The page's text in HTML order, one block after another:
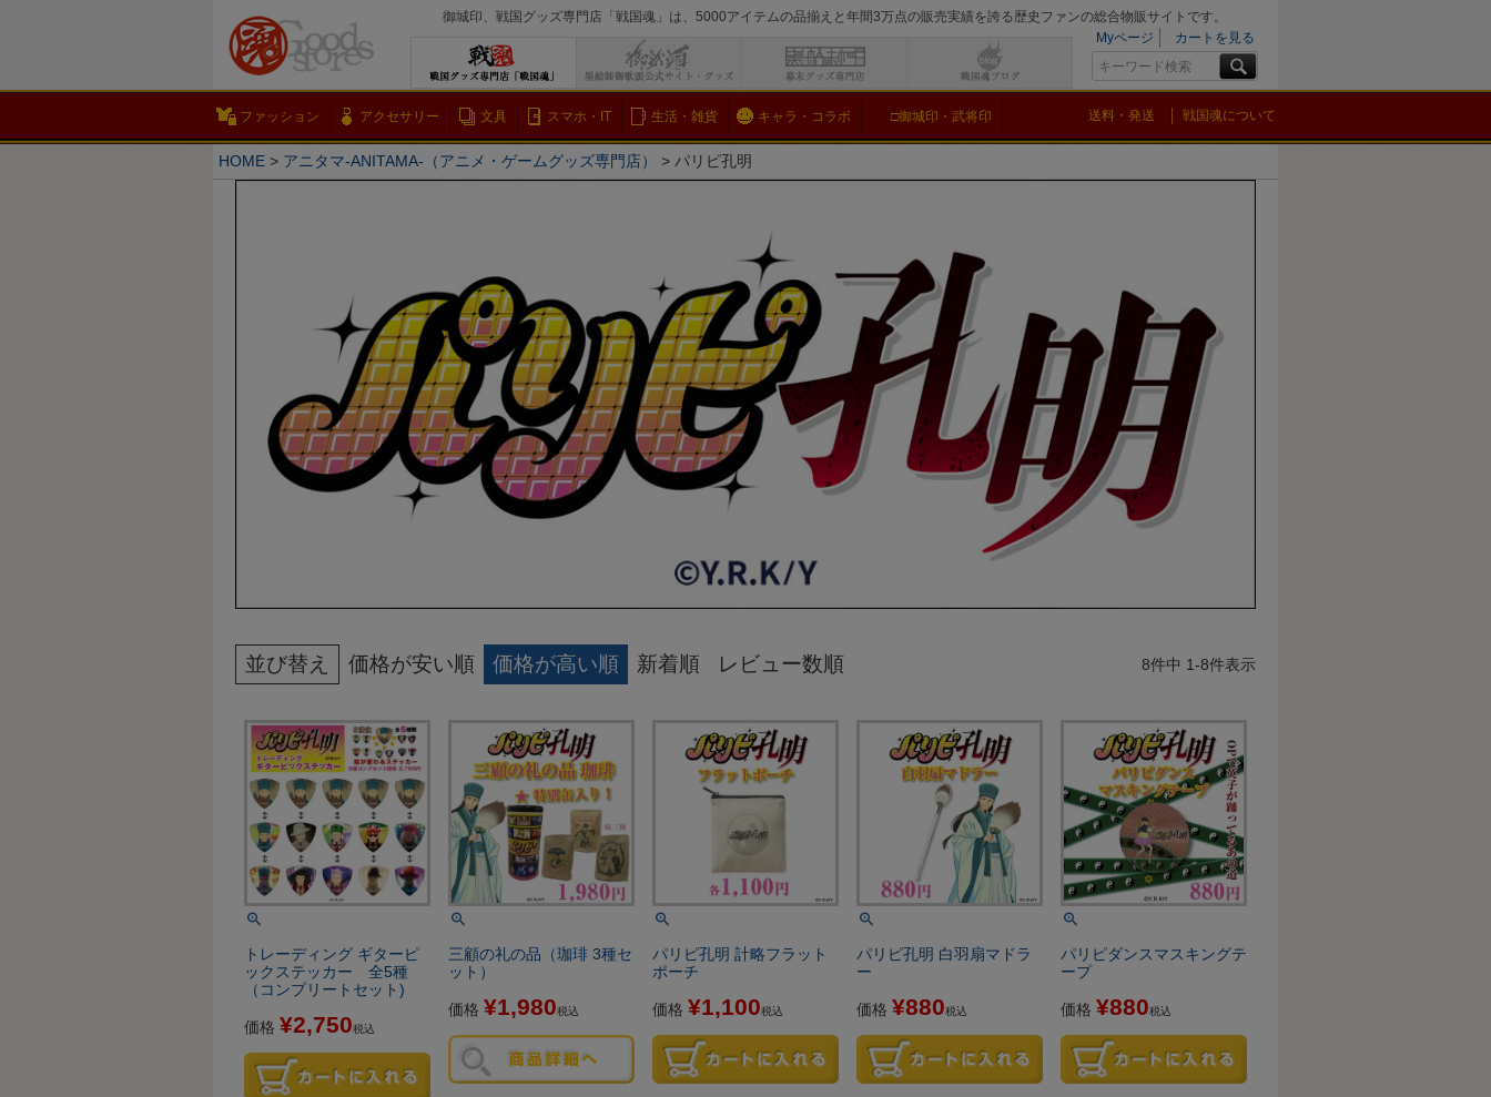
御城印、戦国グッズ専門店「戦国魂」は、5000アイテムの品揃えと年間3万点の販売実績を誇る歴史ファンの総合物販サイトです。
Myページ
カートを見る
検索
ファッション アクセサリー 文具 スマホ・IT 生活・雑貨 キャラ・コラボ □御城印・武将印 送料・発送 戦国魂について
HOME アニタマ-ANITAMA-（アニメ・ゲームグッズ専門店） パリピ孔明
並び替え 価格が安い順 価格が高い順 新着順 レビュー数順 8件中 1-8件表示
トレーディング ギターピ
ックステッカー 全5種
（コンプリートセット)
価格 ¥2,750税込
三顧の礼の品（珈琲 3種セ
ット）
価格 ¥1,980税込
パリピ孔明 計略フラット
ポーチ
価格 ¥1,100税込
パリピ孔明 白羽扇マドラ
ー
価格 ¥880税込
パリピダンスマスキングテ
ープ
価格 ¥880税込